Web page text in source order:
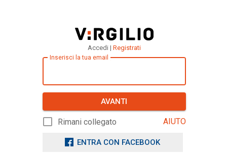
Accedi | Registrati
Inserisci la tua email
AVANTI
Rimani collegato AIUTO
ENTRA CON FACEBOOK